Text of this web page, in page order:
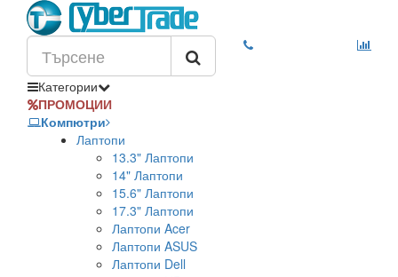
Категории
ПРОМОЦИИ
Компютри
Лаптопи
13.3" Лаптопи
14" Лаптопи
15.6" Лаптопи
17.3" Лаптопи
Лаптопи Acer
Лаптопи ASUS
Лаптопи Dell